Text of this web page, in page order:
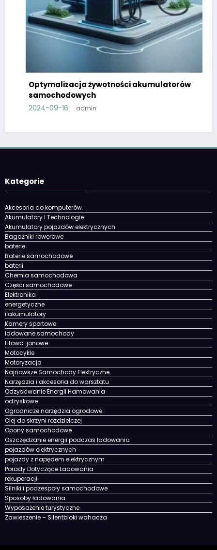
Optymalizacja żywotności akumulatorów
samochodowych
2024-09-16 admin
Kategorie
Akcesoria do komputerów.
Akumulatory I Technologie
Akumulatory pojazdów elektrycznych
Bagażniki rowerowe
baterie
Baterie samochodowe
baterii
Chemia samochodowa
Części samochodowe
Elektronika
energetyczne
i akumulatory
Kamery sportowe
ładowane samochody
Litowo-jonowe
Motocykle
Motoryzacja
Najnowsze Samochody Elektryczne
Narzędzia i akcesoria do warsztatu
Odzyskiwanie Energii Hamowania
odzyskowe
Ogrodnicze narzędzia ogrodowe
Olej do skrzyni rozdzielczej
Opony samochodowe
Oszczędzanie energii podczas ładowania
pojazdów elektrycznych
pojazdy z napędem elektrycznym
Porady Dotyczące Ładowania
rekuperacji
Silniki i podzespoły samochodowe
Sposoby ładowania
Wyposażenie turystyczne
Zawieszenie – Silentbloki wahacza